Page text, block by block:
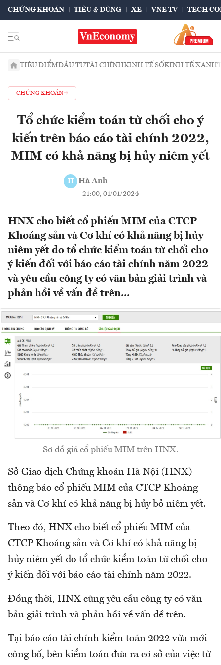
CHỨNG KHOÁN TIÊU & DÙNG XE VNE TV TECH
TIÊU ĐIỂMĐẦU TƯTÀI CHÍNHKINH TẾ SỐKINH TẾ XANH
CHỨNG KHOÁN
Tổ chức kiểm toán từ chối cho ý
kiến trên báo cáo tài chính 2022,
MIM có khả năng bị hủy niêm yết
H Hà Anh
21:00, 01/01/2024
HNX cho biết cổ phiếu MIM của CTCP
Khoáng sản và Cơ khí có khả năng bị hủy
niêm yết do tổ chức kiểm toán từ chối cho
ý kiến đối với báo cáo tài chính năm 2022
và yêu cầu công ty có văn bản giải trình và
phản hồi về vấn đề trên...
Sơ đồ giá cổ phiếu MIM trên HNX.
Sở Giao dịch Chứng khoán Hà Nội (HNX)
thông báo cổ phiếu MIM của CTCP Khoáng
sản và Cơ khí có khả năng bị hủy bỏ niêm yết.
Theo đó, HNX cho biết cổ phiếu MIM của
CTCP Khoáng sản và Cơ khí có khả năng bị
hủy niêm yết do tổ chức kiểm toán từ chối cho
ý kiến đối với báo cáo tài chính năm 2022.
Đồng thời, HNX cũng yêu cầu công ty có văn
bản giải trình và phản hồi về vấn đề trên.
Tại báo cáo tài chính kiểm toán 2022 vừa mới
công bố, bên kiểm toán đưa ra cơ sở của việc từ